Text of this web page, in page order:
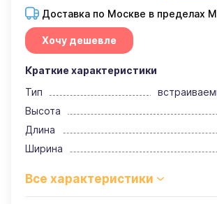
Доставка по Москве в пределах
Хочу дешевле
Краткие характеристики
Тип
Высота
Длина
Ширина